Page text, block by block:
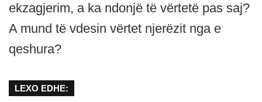
ekzagjerim, a ka ndonjë të vërtetë pas saj?
A mund të vdesin vërtet njerëzit nga e
qeshura?
LEXO EDHE: